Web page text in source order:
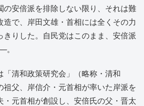
の安倍派を排除しない限り、それは難
造で、岸田文雄・首相には全くその力
きりした。自民党はこのまま、安倍派
。
「清和政策研究会」（略称・清和
祖父、岸信介・元首相が率いた岸派を
・元首相が創設し、安倍氏の父・晋太